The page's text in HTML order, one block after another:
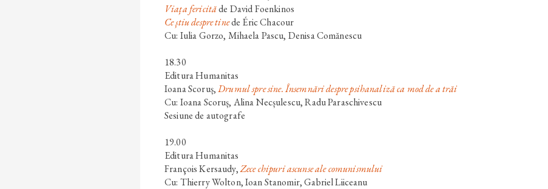
Viața fericităde David Foenkinos
Ce știu despre tinede Éric Chacour
Cu: Iulia Gorzo, Mihaela Pascu, Denisa Comănescu
18.30
Editura Humanitas
Ioana Scoruș,Drumul spre sine. Însemnări despre psihanaliză ca mod de a trăi
Cu: Ioana Scoruș, Alina Necșulescu, Radu Paraschivescu
Sesiune de autografe
19.00
Editura Humanitas
François Kersaudy,Zece chipuri ascunse ale comunismului
Cu: Thierry Wolton, Ioan Stanomir, Gabriel Liiceanu